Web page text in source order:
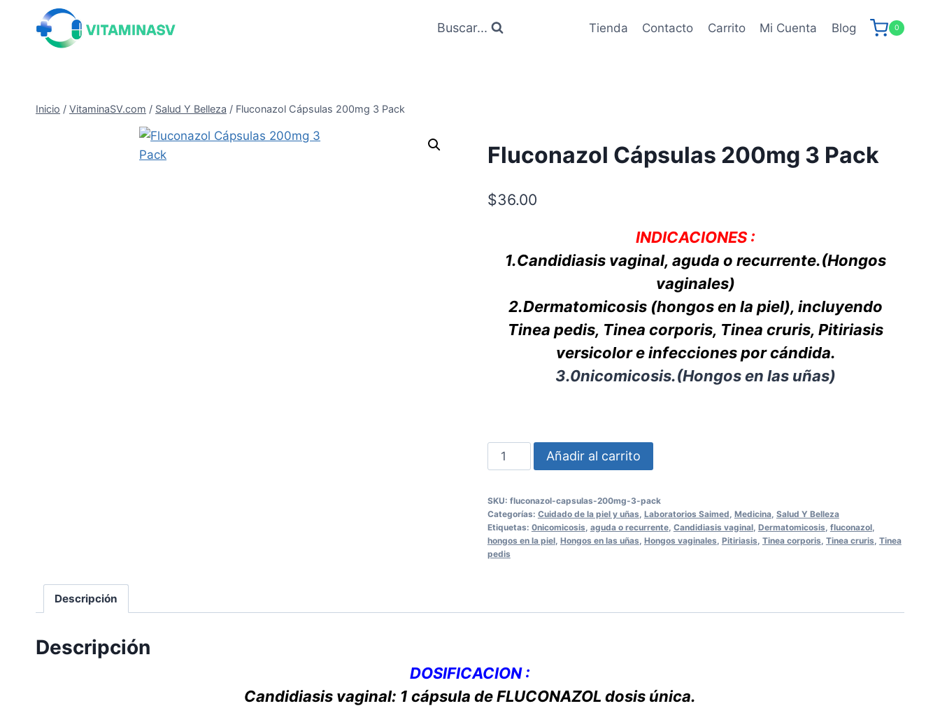
contenido
Buscar... Tienda Contacto Carrito Mi Cuenta Blog 0
Inicio / VitaminaSV.com / Salud Y Belleza / Fluconazol Cápsulas 200mg 3 Pack
Fluconazol Cápsulas 200mg 3 Pack
$36.00
INDICACIONES :
1.Candidiasis vaginal, aguda o recurrente.(Hongos
vaginales)
2.Dermatomicosis (hongos en la piel), incluyendo
Tinea pedis, Tinea corporis, Tinea cruris, Pitiriasis
versicolor e infecciones por cándida.
3.0nicomicosis.(Hongos en las uñas)
Fluconazol
Cápsulas
3
Pack
cantidad
Añadir al carrito
SKU: fluconazol-capsulas-200mg-3-pack
Categorías: Cuidado de la piel y uñas Laboratorios Saimed Medicina, Salud Y Belleza
Etiquetas: 0nicomicosis aguda o recurrente, Candidiasis vaginal, Dermatomicosis fluconazol,
hongos en la piel, Hongos en las uñas Hongos vaginales Pitiriasis Tinea corporis Tinea cruris Tinea
pedis
Descripción
Descripción
DOSIFICACION :
Candidiasis vaginal: 1 cápsula de FLUCONAZOL dosis única.